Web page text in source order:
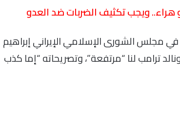
ويجب تكثيف الضربات ضد العدو
مجلس الشورى الإسلامي الإيراني إبراهيم
ترامب لنا “مرتفعة”، وتصريحاته “إما كذب